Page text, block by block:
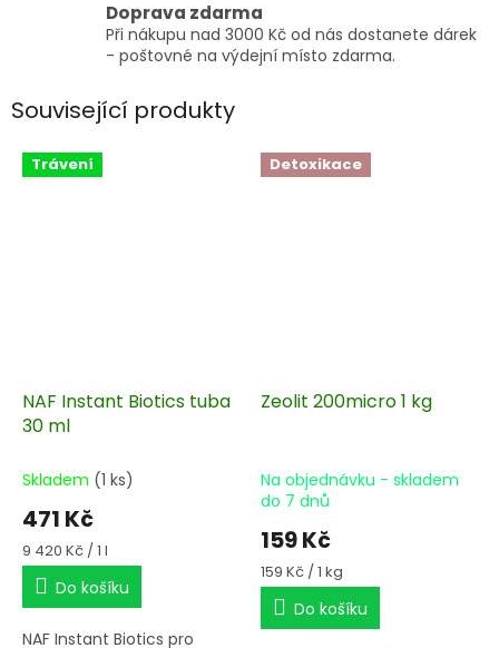
Doprava zdarma
Při nákupu nad 3000 Kč od nás dostanete dárek
- poštovné na výdejní místo zdarma.
Související produkty
Trávení
NAF Instant Biotics tuba
30 ml
Skladem (1 ks)
471 Kč
Měrná
cena:
9 420 Kč / 1 l
Do košíku
NAF Instant Biotics pro
Detoxikace
Zeolit 200micro 1 kg
Na objednávku - skladem
do 7 dnů
159 Kč
Měrná
cena:
159 Kč / 1 kg
Do košíku